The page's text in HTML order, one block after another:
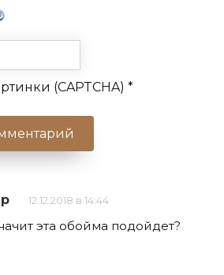
(CAPTCHA) *
12.12.2018 в 14:44
эта обойма подойдет?